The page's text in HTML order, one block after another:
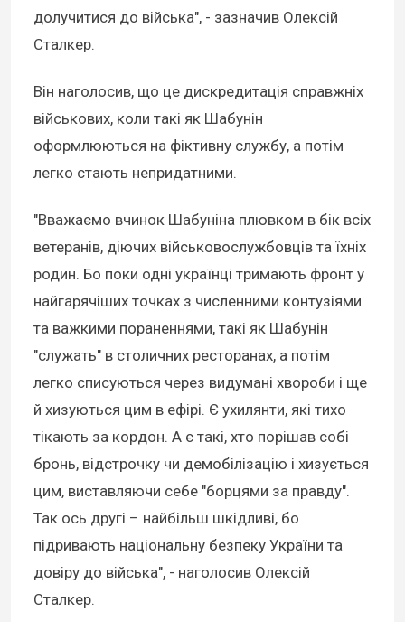
долучитися до війська", - зазначив Олексій
Сталкер.
Він наголосив, що це дискредитація справжніх
військових, коли такі як Шабунін
оформлюються на фіктивну службу, а потім
легко стають непридатними.
"Вважаємо вчинок Шабуніна плювком в бік всіх
ветеранів, діючих військовослужбовців та їхніх
родин. Бо поки одні українці тримають фронт у
найгарячіших точках з численними контузіями
та важкими пораненнями, такі як Шабунін
"служать" в столичних ресторанах, а потім
легко списуються через видумані хвороби і ще
й хизуються цим в ефірі. Є ухилянти, які тихо
тікають за кордон. А є такі, хто порішав собі
бронь, відстрочку чи демобілізацію і хизується
цим, виставляючи себе "борцями за правду".
Так ось другі – найбільш шкідливі, бо
підривають національну безпеку України та
довіру до війська", - наголосив Олексій
Сталкер.